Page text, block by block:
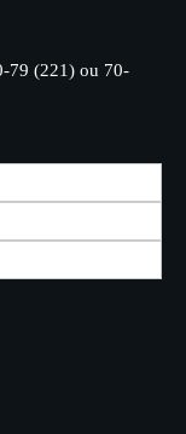
79 (221) ou 70-